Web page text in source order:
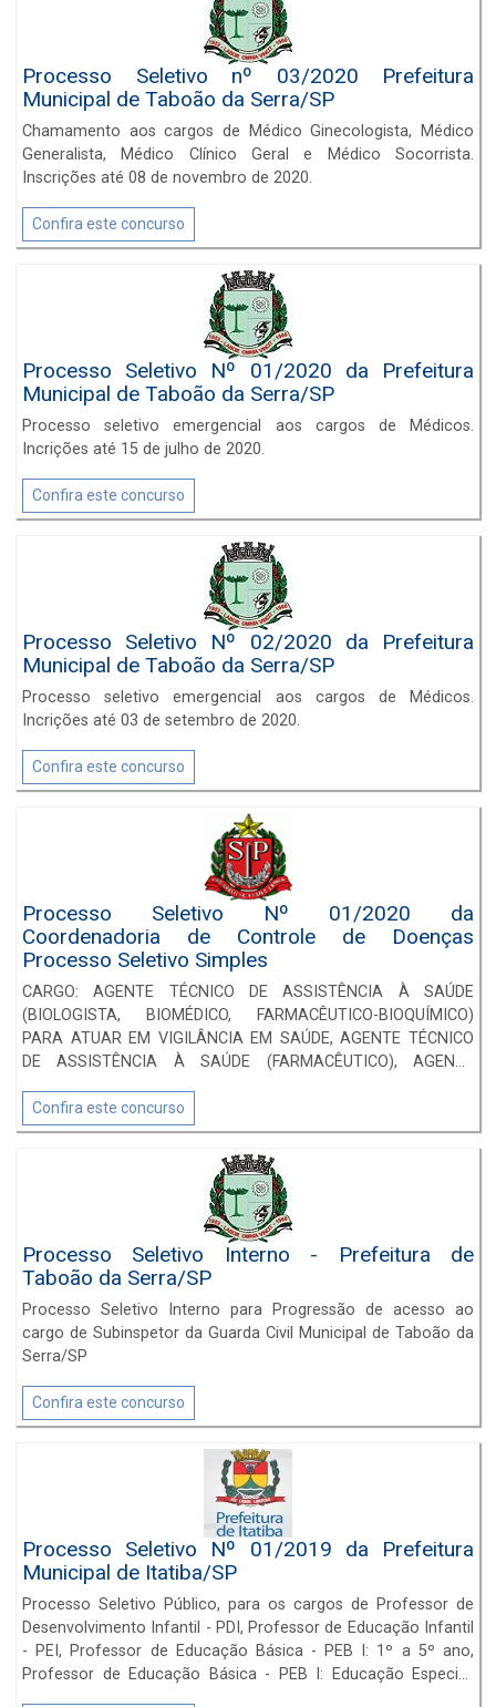
Processo Seletivo nº 03/2020 Prefeitura
Municipal de Taboão da Serra/SP
Chamamento aos cargos de Médico Ginecologista, Médico
Generalista, Médico Clínico Geral e Médico Socorrista.
Inscrições até 08 de novembro de 2020.
Confira este concurso
Processo Seletivo Nº 01/2020 da Prefeitura
Municipal de Taboão da Serra/SP
Processo seletivo emergencial aos cargos de Médicos.
Incrições até 15 de julho de 2020.
Confira este concurso
Processo Seletivo Nº 02/2020 da Prefeitura
Municipal de Taboão da Serra/SP
Processo seletivo emergencial aos cargos de Médicos.
Incrições até 03 de setembro de 2020.
Confira este concurso
Processo Seletivo Nº 01/2020 da
Coordenadoria de Controle de Doenças
Processo Seletivo Simples
CARGO: AGENTE TÉCNICO DE ASSISTÊNCIA À SAÚDE
(BIOLOGISTA, BIOMÉDICO, FARMACÊUTICO-BIOQUÍMICO)
PARA ATUAR EM VIGILÂNCIA EM SAÚDE, AGENTE TÉCNICO
DE ASSISTÊNCIA À SAÚDE (FARMACÊUTICO), AGENTE
LABORATÓRIO, ENFERMEIRO, MÉDICO I PARA ATUAÇÃO EM
VIGILÂNCIA EM SAÚDE, OFICIAL DE SAÚDE, TÉCNICO DE
LABORATÓRIO. INSCRIÇÕES ATÉ 14/06/2020.
Confira este concurso
Processo Seletivo Interno - Prefeitura de
Taboão da Serra/SP
Processo Seletivo Interno para Progressão de acesso ao
cargo de Subinspetor da Guarda Civil Municipal de Taboão da
Serra/SP
Confira este concurso
Processo Seletivo Nº 01/2019 da Prefeitura
Municipal de Itatiba/SP
Processo Seletivo Público, para os cargos de Professor de
Desenvolvimento Infantil - PDI, Professor de Educação Infantil
- PEI, Professor de Educação Básica - PEB I: 1º a 5º ano,
Professor de Educação Básica - PEB I: Educação Especial,